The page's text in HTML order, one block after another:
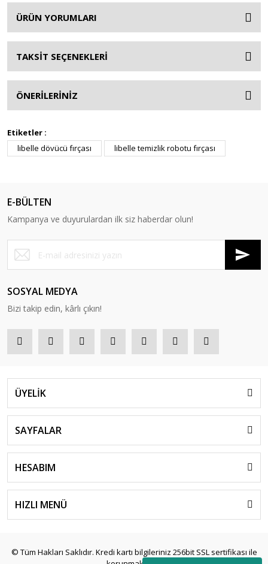
ÜRÜN YORUMLARI
TAKSİT SEÇENEKLERİ
ÖNERİLERİNİZ
Etiketler :
libelle dövücü fırçası
libelle temizlik robotu fırçası
E-BÜLTEN
Kampanya ve duyurulardan ilk siz haberdar olun!
SOSYAL MEDYA
Bizi takip edin, kârlı çıkın!
ÜYELİK
SAYFALAR
HESABIM
HIZLI MENÜ
© Tüm Hakları Saklıdır. Kredi kartı bilgileriniz 256bit SSL sertifikası ile